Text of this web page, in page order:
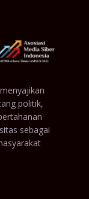
politik,
sebagai